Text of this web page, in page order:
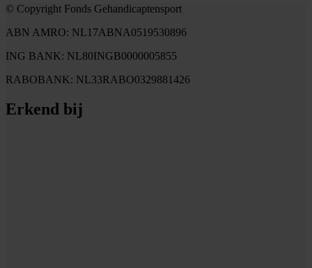
© Copyright Fonds Gehandicaptensport
ABN AMRO: NL17ABNA0519530896
ING BANK: NL80INGB0000005855
RABOBANK: NL33RABO0329881426
Erkend bij